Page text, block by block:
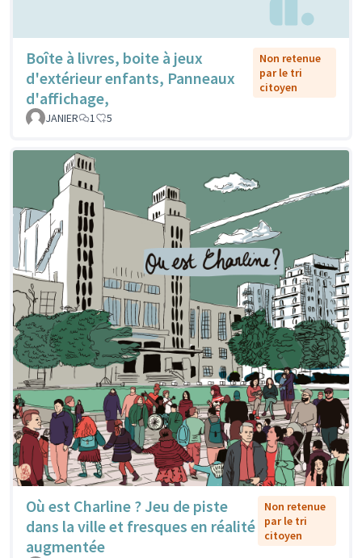
Boîte à livres, boite à jeux
d'extérieur enfants, Panneaux
d'affichage,
Non retenue
par le tri
citoyen
JANIER 1 5
Où est Charline ? Jeu de piste
dans la ville et fresques en réalité
augmentée
Non retenue
par le tri
citoyen